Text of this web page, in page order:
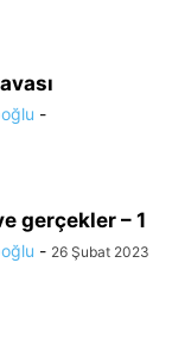
-
gerçekler – 1
- 26 Şubat 2023